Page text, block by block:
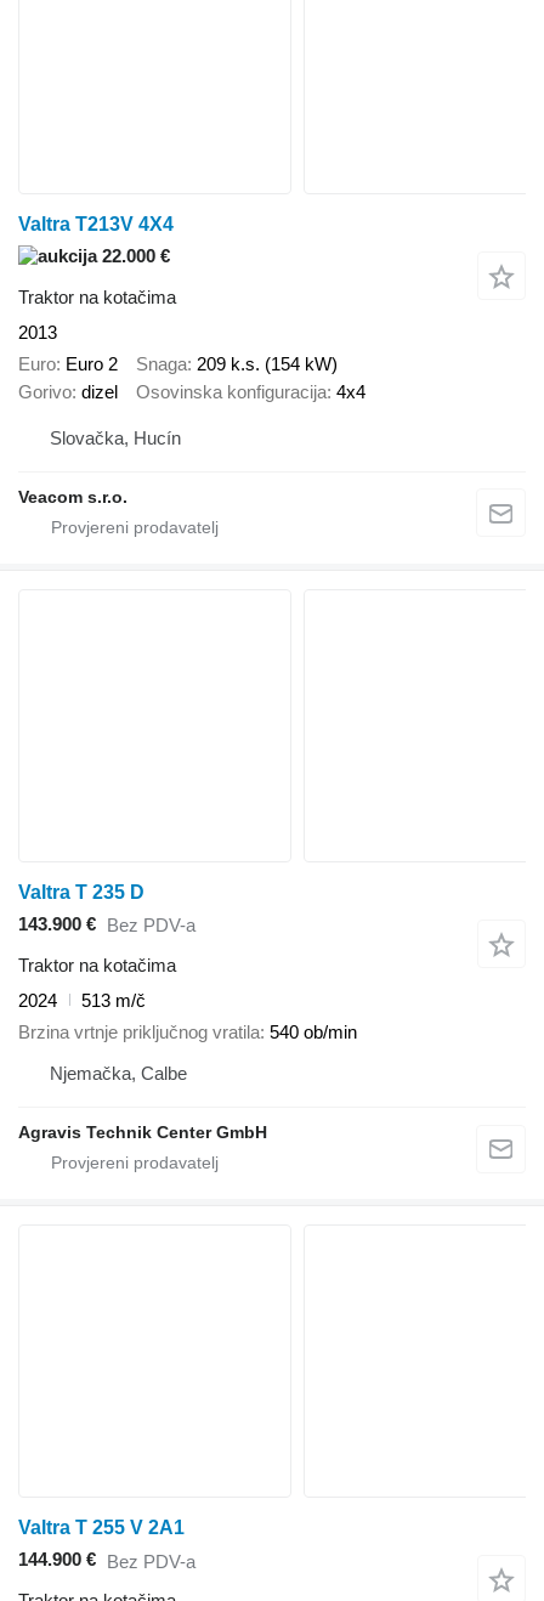
Valtra T213V 4X4
22.000 €
Traktor na kotačima
2013
Euro Euro 2 Snaga 209 k.s. (154 kW)
Gorivo dizel Osovinska konfiguracija 4x4
Slovačka, Hucín
Veacom s.r.o.
Valtra T 235 D
143.900 € Bez PDV-a
Traktor na kotačima
2024
513 m/č
Brzina vrtnje priključnog vratila 540 ob/min
Njemačka, Calbe
Agravis Technik Center GmbH
Valtra T 255 V 2A1
144.900 € Bez PDV-a